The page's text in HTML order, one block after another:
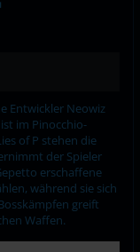
Entwickler Neowiz
im Pinocchio-
of P stehen die
der Spieler
erschaffene
während sie sich
greift
Waffen.